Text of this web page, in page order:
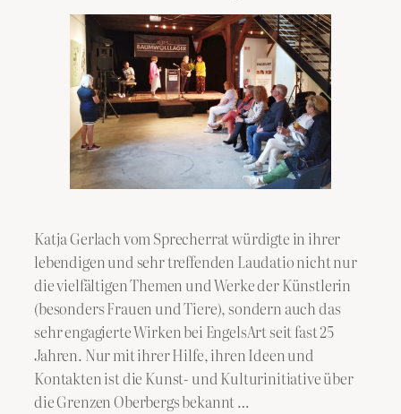
Katja Gerlach vom Sprecherrat würdigte in ihrer
lebendigen und sehr treffenden Laudatio nicht nur
die vielfältigen Themen und Werke der Künstlerin
(besonders Frauen und Tiere), sondern auch das
sehr engagierte Wirken bei EngelsArt seit fast 25
Jahren. Nur mit ihrer Hilfe, ihren Ideen und
Kontakten ist die Kunst- und Kulturinitiative über
die Grenzen Oberbergs bekannt …